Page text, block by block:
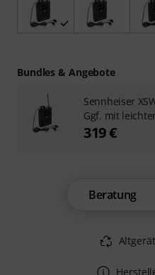
Beratung
Bundles & Angebote
Sennheiser
Ggf. mit
319 €